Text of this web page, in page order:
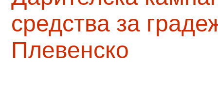
средства за
Плевенско